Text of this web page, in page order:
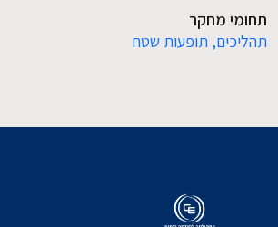
תחומי מחקר
תהליכים, תופעות שטח